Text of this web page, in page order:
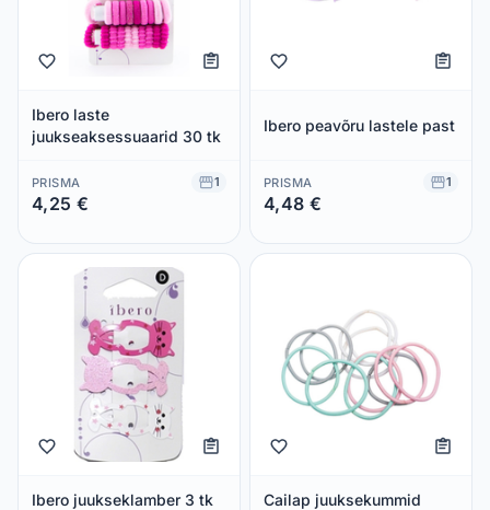
Ibero laste
juukseaksessuaarid 30 tk
PRISMA 1
4,25 €
Ibero peavõru lastele past
PRISMA 1
4,48 €
Ibero juukseklamber 3 tk
Cailap juuksekummid